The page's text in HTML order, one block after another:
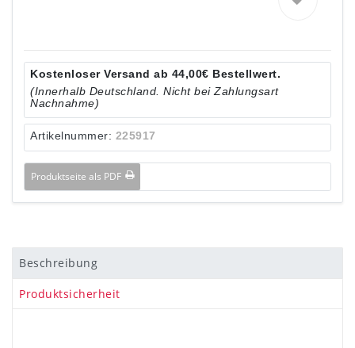
Kostenloser Versand ab 44,00€ Bestellwert.
(Innerhalb Deutschland. Nicht bei Zahlungsart
Nachnahme)
Artikelnummer: 225917
Produktseite als PDF
Beschreibung
Produktsicherheit